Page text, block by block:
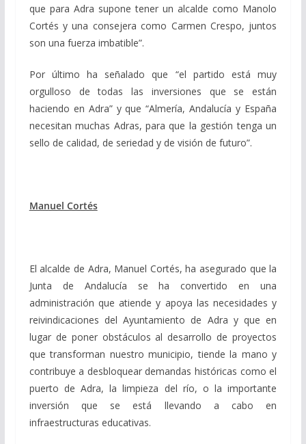
que para Adra supone tener un alcalde como Manolo
Cortés y una consejera como Carmen Crespo, juntos
son una fuerza imbatible”.
Por último ha señalado que “el partido está muy
orgulloso de todas las inversiones que se están
haciendo en Adra” y que “Almería, Andalucía y España
necesitan muchas Adras, para que la gestión tenga un
sello de calidad, de seriedad y de visión de futuro”.
Manuel Cortés
El alcalde de Adra, Manuel Cortés, ha asegurado que la
Junta de Andalucía se ha convertido en una
administración que atiende y apoya las necesidades y
reivindicaciones del Ayuntamiento de Adra y que en
lugar de poner obstáculos al desarrollo de proyectos
que transforman nuestro municipio, tiende la mano y
contribuye a desbloquear demandas históricas como el
puerto de Adra, la limpieza del río, o la importante
inversión que se está llevando a cabo en
infraestructuras educativas.